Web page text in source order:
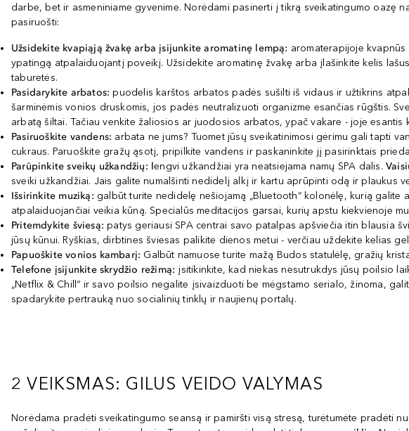
darbe, bet ir asmeniniame gyvenime. Norėdami pasinerti į tikrą sveikatingumo oazę
pasiruošti:
Užsidekite kvapiąją žvakę arba įsijunkite aromatinę lempą: aromaterapijoje
ypatingą atpalaiduojantį poveikį. Užsidekite aromatinę žvakę arba įlašinkite kelis
taburetės.
Pasidarykite arbatos: puodelis karštos arbatos padės sušilti iš vidaus ir užtikrins
šarminėmis vonios druskomis, jos padės neutralizuoti organizme esančias rūgštis.
arbatą šiltai. Tačiau venkite žaliosios ar juodosios arbatos, ypač vakare - joje esantis
Pasiruoškite vandens: arbata ne jums? Tuomet jūsų sveikatinimosi gėrimu gali tapti
cukraus. Paruoškite gražų ąsotį, pripilkite vandens ir paskaninkite jį pasirinktais
Parūpinkite sveikų užkandžių: lengvi užkandžiai yra neatsiejama namų SPA dalis.
sveiki užkandžiai. Jais galite numalšinti nedidelį alkį ir kartu aprūpinti odą ir plaukus
Išsirinkite muziką: galbūt turite nedidelę nešiojamą „Bluetooth“ kolonėlę, kurią
atpalaiduojančiai veikia kūną. Specialūs meditacijos garsai, kurių apstu kiekvienoje
Pritemdykite šviesą: patys geriausi SPA centrai savo patalpas apšviečia itin blausia
jūsų kūnui. Ryškias, dirbtines šviesas palikite dienos metui - verčiau uždekite kelias
Papuoškite vonios kambarį: Galbūt namuose turite mažą Budos statulėlę, gražių
Telefone įsijunkite skrydžio režimą: įsitikinkite, kad niekas nesutrukdys jūsų poilsio
„Netflix & Chill“ ir savo poilsio negalite įsivaizduoti be mėgstamo serialo, žinoma,
spadarykite pertrauką nuo socialinių tinklų ir naujienų portalų.
2 VEIKSMAS: GILUS VEIDO VALYMAS
Norėdama pradėti sveikatingumo seansą ir pamiršti visą stresą, turėtumėte pradėti